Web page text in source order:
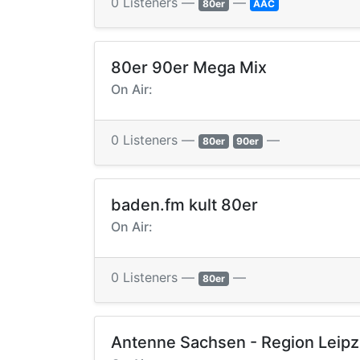
80er AAC
80er 90er Mega Mix
On Air:
0 Listeners — 80er 90er —
baden.fm kult 80er
On Air:
0 Listeners — 80er —
Antenne Sachsen - Region